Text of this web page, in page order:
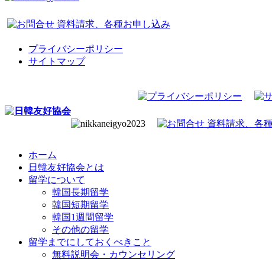
プライバシーポリシー
サイトマップ
ホーム
日韓友好協会とは
留学について
韓国長期留学
韓国短期留学
韓国1週間留学
その他の留学
留学までにしておくべきこと
無料説明会・カウンセリング